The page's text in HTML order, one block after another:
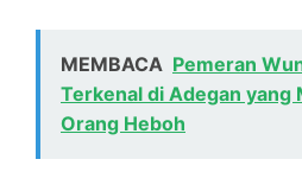
MEMBACA Pemeran
Terkenal di Adegan yang
Orang Heboh